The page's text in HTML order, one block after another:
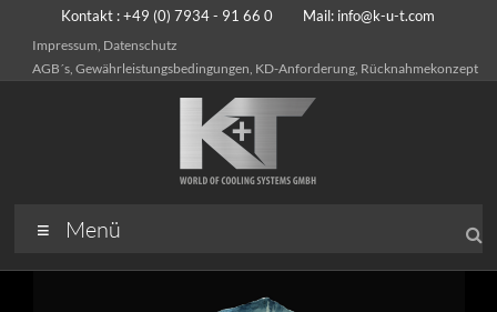
Kontakt : +49 (0) 7934 - 91 66 0 Mail: info@k-u-t.com
Impressum, Datenschutz
AGB´s, Gewährleistungsbedingungen, KD-Anforderung, Rücknahmekonzept
Menü